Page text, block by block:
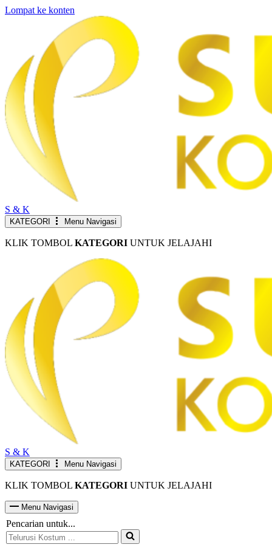
Lompat ke konten
S & K
KATEGORI Menu Navigasi
KLIK TOMBOL KATEGORI UNTUK JELAJAHI
S & K
KATEGORI Menu Navigasi
KLIK TOMBOL KATEGORI UNTUK JELAJAHI
Menu Navigasi
Pencarian untuk...